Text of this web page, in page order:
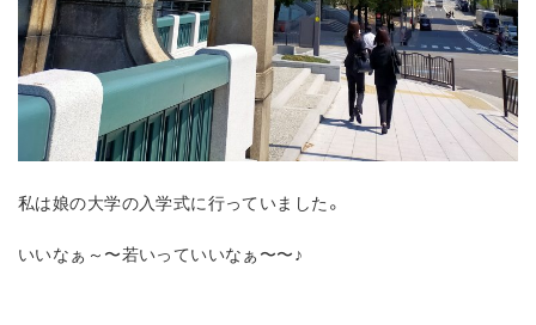
私は娘の大学の入学式に行っていました。
いいなぁ～〜若いっていいなぁ〜〜♪